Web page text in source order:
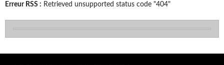
Erreur RSS : Retrieved unsupported status code "404"